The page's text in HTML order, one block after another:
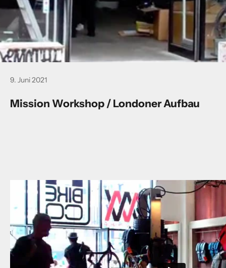
9. Juni 2021
Mission Workshop / Londoner Aufbau